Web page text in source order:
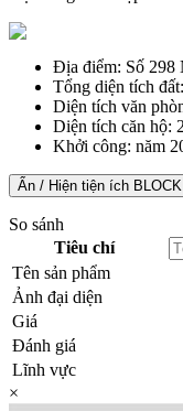
Địa điểm: Số 298
Tổng diện tích đất:
Diện tích văn
Diện tích căn hộ:
Khởi công: năm
Ẩn / Hiện tiện ích BLOCK
So sánh
Tiêu chí
Tên sản phẩm
Ảnh đại diện
Giá
Đánh giá
Lĩnh vực
×